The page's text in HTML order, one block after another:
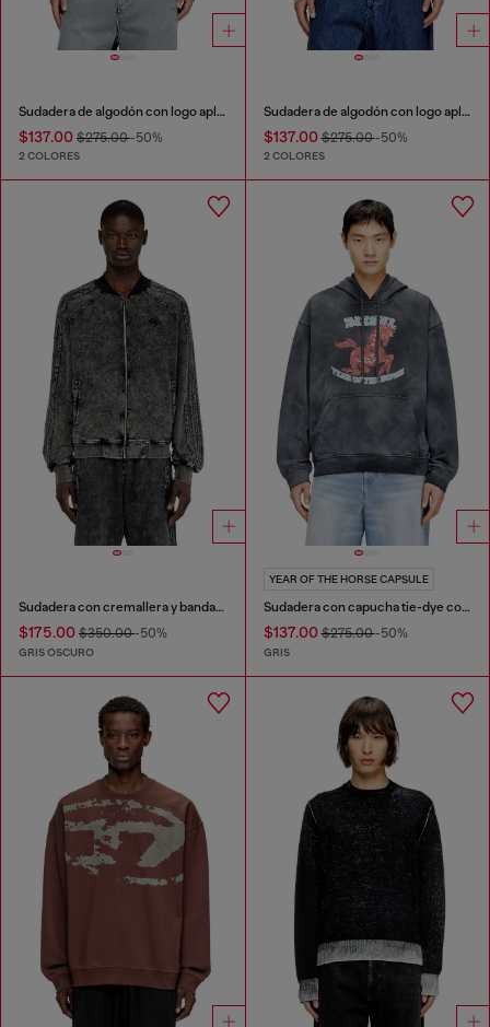
Sudadera de algodón con logo aplicado
$137.00 $275.00-50%
2 COLORES
Sudadera de algodón con logo aplicado
$137.00$275.00-50%
2 COLORES
Sudadera con cremallera y bandas en las mangas
$175.00 $350.00-50%
GRIS OSCURO
YEAR OF THE HORSE CAPSULE
Sudadera con capucha tie-dye con estampado gráfico de caballo
$137.00$275.00-50%
GRIS